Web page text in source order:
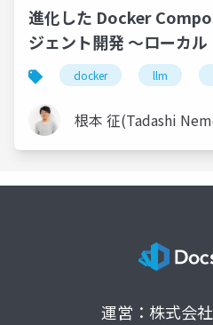
進化した Docker
ジェント開発 〜ローカ
ー・アプリケーション
イルで〜
docker llm
根本 征(Tadashi
運営：株式会